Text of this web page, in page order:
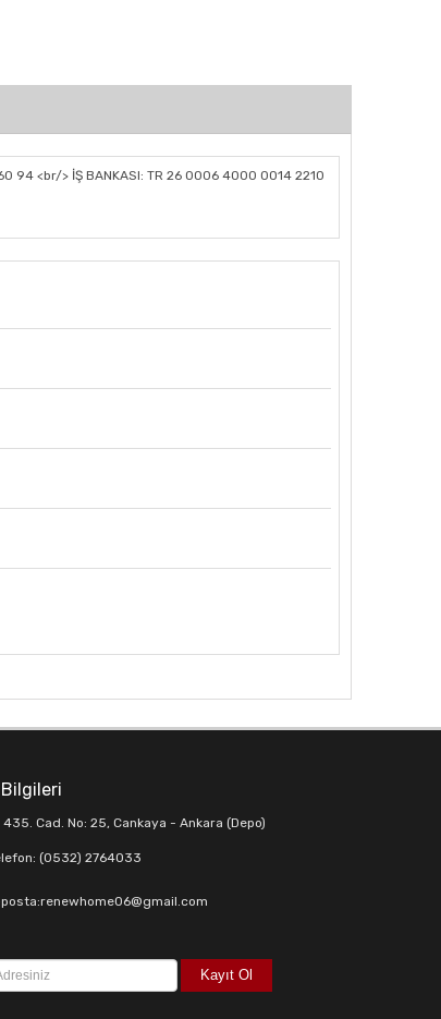
94 <br/> İŞ BANKASI: TR 26 0006 4000 0014 2210
435. Cad. No: 25, Cankaya - Ankara (Depo)
(0532) 2764033
renewhome06@gmail.com